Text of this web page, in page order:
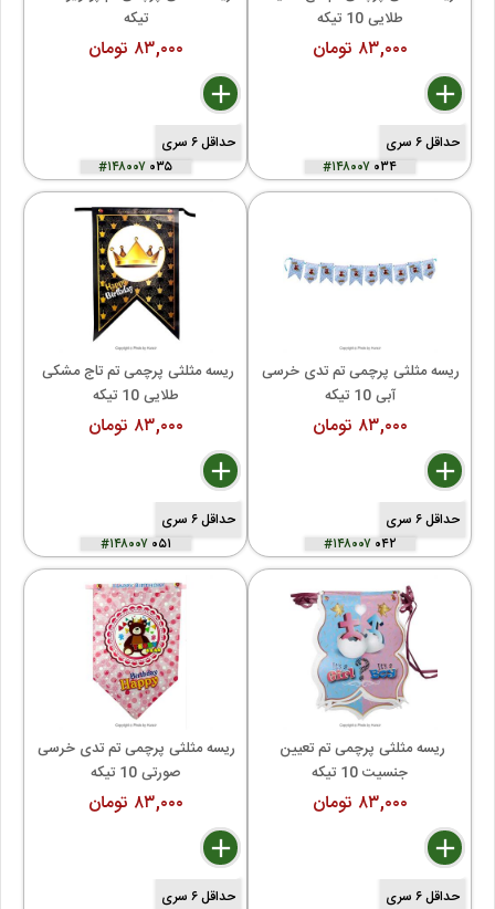
تیکه
۸۳,۰۰۰ تومان
delete
remove
add
حداقل ۶ سری
#۱۴۸۰۰۷ ۰۳۵
طلایی 10 تیکه
۸۳,۰۰۰ تومان
delete
remove
add
حداقل ۶ سری
#۱۴۸۰۰۷ ۰۳۴
طلایی 10 تیکه
۸۳,۰۰۰ تومان
delete
remove
add
حداقل ۶ سری
#۱۴۸۰۰۷۰۵۱
آبی 10 تیکه
۸۳,۰۰۰ تومان
delete
remove
add
حداقل ۶ سری
#۱۴۸۰۰۷۰۴۲
صورتی 10 تیکه
۸۳,۰۰۰ تومان
delete
remove
add
حداقل ۶ سری
جنسیت 10 تیکه
۸۳,۰۰۰ تومان
delete
remove
add
حداقل ۶ سری